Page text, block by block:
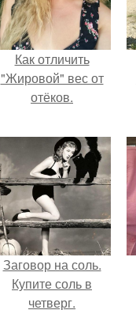
Как отличить
"Жировой" вес от
отёков.
Заговор на соль.
Купите соль в
четверг.